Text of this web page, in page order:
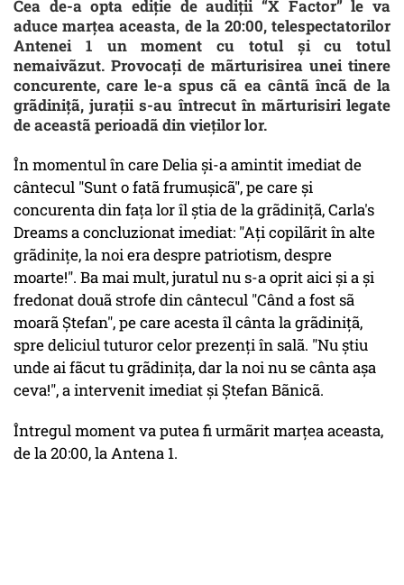
Cea de-a opta ediţie de audiţii “X Factor” le va
aduce marţea aceasta, de la 20:00, telespectatorilor
Antenei 1 un moment cu totul şi cu totul
nemaivãzut. Provocaţi de mãrturisirea unei tinere
concurente, care le-a spus cã ea cântã încã de la
grãdiniţã, juraţii s-au întrecut în mãrturisiri legate
de aceastã perioadã din vieţilor lor.
În momentul în care Delia şi-a amintit imediat de
cântecul "Sunt o fatã frumuşicã", pe care şi
concurenta din faţa lor îl ştia de la grãdiniţã, Carla's
Dreams a concluzionat imediat: "Aţi copilãrit în alte
grãdiniţe, la noi era despre patriotism, despre
moarte!". Ba mai mult, juratul nu s-a oprit aici şi a şi
fredonat douã strofe din cântecul "Când a fost sã
moarã Ştefan", pe care acesta îl cânta la grãdiniţã,
spre deliciul tuturor celor prezenţi în salã. "Nu ştiu
unde ai fãcut tu grãdiniţa, dar la noi nu se cânta aşa
ceva!", a intervenit imediat şi Ştefan Bãnicã.
Întregul moment va putea fi urmãrit marţea aceasta,
de la 20:00, la Antena 1.